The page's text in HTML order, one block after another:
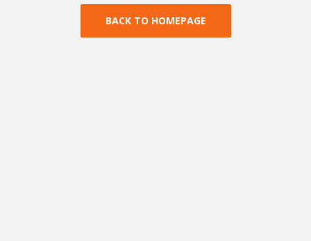
BACK TO HOMEPAGE